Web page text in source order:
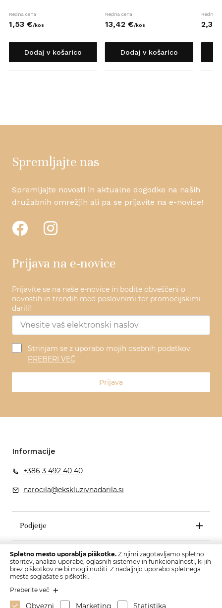
Redna cena
1,53 €/kos
Dodaj v košarico
Redna cena
13,42 €/kos
Dodaj v košarico
Redna
2,38
Spremljajte nas
Spremljajte novosti in aktualne dogodke na naših
družabnih omrežjih ali pa se prijavite na e-novice!
Prijava na e-novice
Prijavite se na naše e-novice in bodite obveščeni o
novostih in trendih med poslovnimi ter promocijskimi
darili!
Strinjam se z uporabo mojih osebnih podatkov.
PREBERI VEČ
Prijava
Informacije
+386 3 492 40 40
narocila@ekskluzivnadarila.si
Podjetje
Pogoji poslovanja
Spletno mesto uporablja piškotke. Z njimi zagotavljamo spletno
storitev, analizo uporabe, oglasnih sistemov in funkcionalnosti, ki jih
brez piškotkov ne bi mogli nuditi. Z nadaljnjo uporabo spletnega
mesta soglašate s piškotki.
Preberite več
Obvezni Marketing Statistika